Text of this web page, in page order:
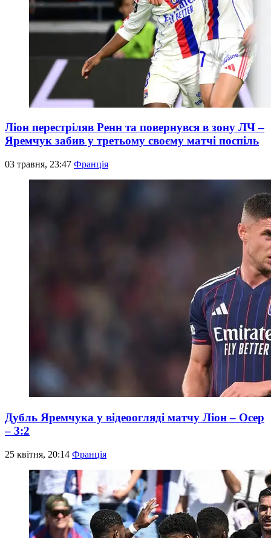
Ліон перестріляв Ренн та повернувся в зону ЛЧ –
Яремчук забив у третьому своєму матчі поспіль
03 травня, 23:47 Франція
Дубль Яремчука у відеоогляді матчу Ліон – Осер
– 3:2
25 квітня, 20:14 Франція